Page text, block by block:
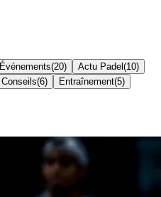
Événements(20) Actu Padel (10)
Conseils(6) Entraînement(5)